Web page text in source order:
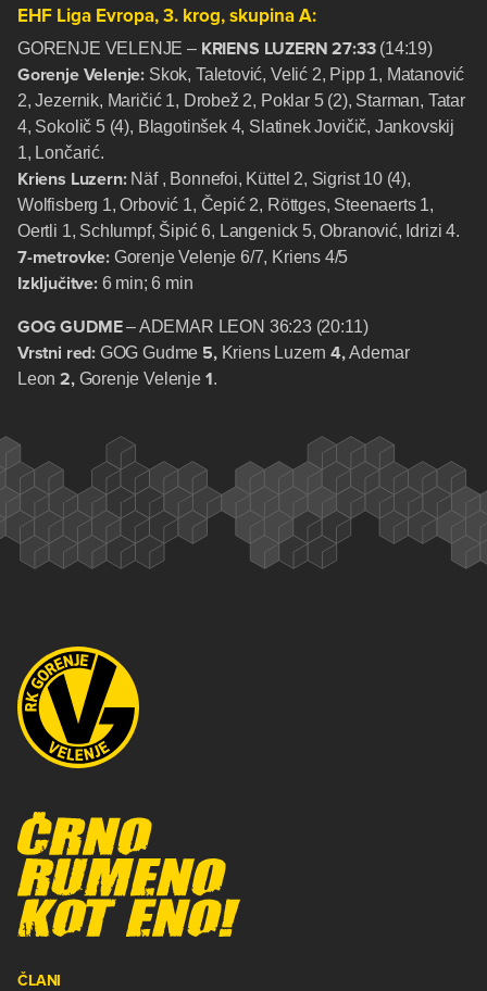
EHF Liga Evropa, 3. krog, skupina A:
GORENJE VELENJE – KRIENS LUZERN 27:33 (14:19)
Gorenje Velenje: Skok, Taletović, Velić 2, Pipp 1, Matanović
2, Jezernik, Maričić 1, Drobež 2, Poklar 5 (2), Starman, Tatar
4, Sokolič 5 (4), Blagotinšek 4, Slatinek Jovičič, Jankovskij
1, Lončarić.
Kriens Luzern:Näf , Bonnefoi, Küttel 2, Sigrist 10 (4),
Wolfisberg 1, Orbović 1, Čepić 2, Röttges, Steenaerts 1,
Oertli 1, Schlumpf, Šipić 6, Langenick 5, Obranović, Idrizi 4.
7-metrovke: Gorenje Velenje 6/7, Kriens 4/5
Izključitve:6 min; 6 min
GOG GUDME– ADEMAR LEON 36:23 (20:11)
Vrstni red: GOG Gudme 5,Kriens Luzern 4,Ademar
Leon2,Gorenje Velenje 1.
ČLANI